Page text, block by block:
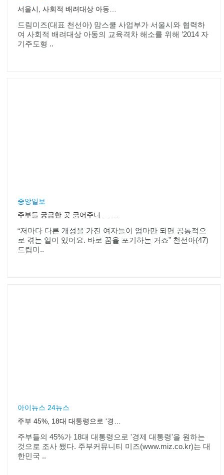
드림미즈(대표 천선아) 맘스쿨 사업부가 서울시와 협력하
여 사회적 배려대상 아동의 교육격차 해소를 위해 ’2014 자
기주도형 ..
중앙일보
주부들 궁금한 곳 긁어주니 … 회원수 210만
“저마다 다른 개성을 가진 여자들이 엄마만 되면 공통적으
로 겪는 일이 있어요. 바로 꿈을 포기하는 거죠” 천선아(47)
드림미..
아이뉴스 24뉴스
주부 45%, 18대 대통령으로 '경제대통령' 원해
주부들의 45%가 18대 대통령으로 '경제 대통령'을 원하는
것으로 조사 됐다. 주부커뮤니티 미즈(www.miz.co.kr)는 대
한민국 ..